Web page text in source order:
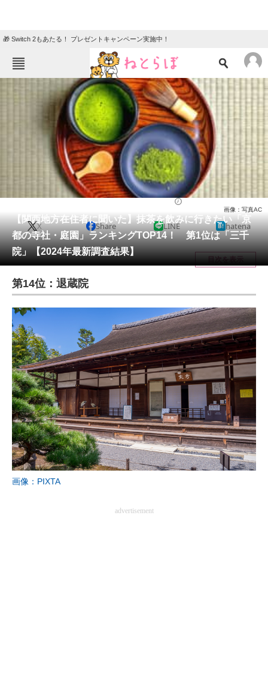
🎁 Switch 2もあたる！ プレゼントキャンペーン実施中！
ねとらぼメニュー
ニュース
クイズ
地域
教育・育児
リサーチ
会員記事
メディア
注目記事を集めた総合ページ
ITの今と未来を見通す
進化するPCとデバイスの未来
好きが集まる 比べて選べる
ビジネスと働き方のヒント
AI活用のいまが分かる
企業ITのトレンドを詳説
【関西地方在住者に聞いた】抹茶を飲みに行きたい「京
都の寺社・庭園」ランキングTOP14！ 第1位は「三千
院」【2024年最新調査結果】
画像：写真AC
X Share LINE hatena
目次を表示
第14位：退蔵院
画像：PIXTA
advertisement